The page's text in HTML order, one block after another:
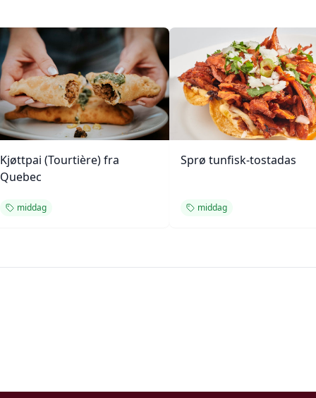
Kjøttpai (Tourtière) fra
Quebec
middag
Sprø tunfisk-tostadas
middag